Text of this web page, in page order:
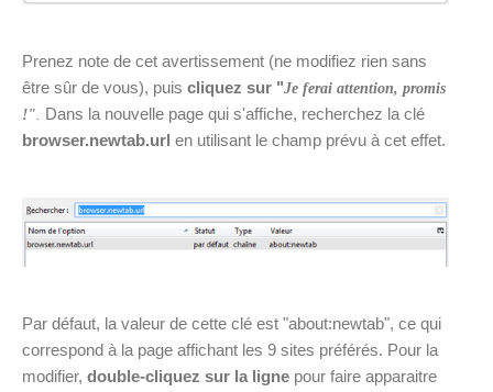
Prenez note de cet avertissement (ne modifiez rien sans
être sûr de vous), puis cliquez sur "Je ferai attention, promis
!"
Dans la nouvelle page qui s'affiche, recherchez la clé
browser.newtab.url en utilisant le champ prévu à cet effet.
Par défaut, la valeur de cette clé est "about:newtab", ce qui
correspond à la page affichant les 9 sites préférés. Pour la
modifier, double-cliquez sur la ligne pour faire apparaitre